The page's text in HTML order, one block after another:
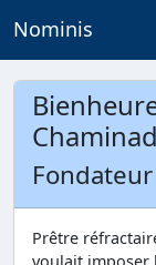
Nominis
Prêtre